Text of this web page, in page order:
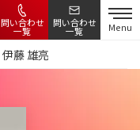
問い合わせ
一覧
問い合わせ
一覧 Menu
伊藤 雄亮